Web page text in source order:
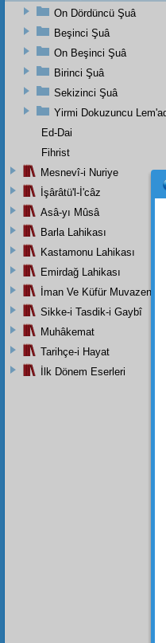
On Dördüncü Şuâ
Beşinci Şuâ
On Beşinci Şuâ
Birinci Şuâ
Sekizinci Şuâ
Yirmi Dokuzuncu
Ed-Dai
Fihrist
Mesnevî-i Nuriye
İşârâtü'l-İ'câz
Asâ-yı Mûsâ
Barla Lahikası
Kastamonu Lahikası
Emirdağ Lahikası
İman Ve Küfür Muvazeneleri
Sikke-i Tasdik-i Gaybî
Muhâkemat
Tarihçe-i Hayat
İlk Dönem Eserleri